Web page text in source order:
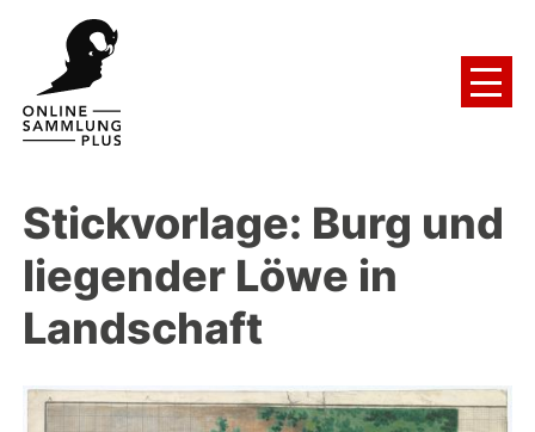
Stickvorlage: Burg und
liegender Löwe in
Landschaft